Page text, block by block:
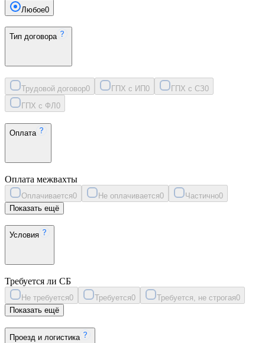
Любое0
Тип договора
Трудовой договор0 ГПХ с ИП0 ГПХ с СЗ0
ГПХ с ФЛ 0
Оплата
Оплата межвахты
Оплачивается0 Не оплачивается0 Частично0
Показать ещё
Условия
Требуется ли СБ
Не требуется0 Требуется0 Требуется, не строгая0
Показать ещё
Проезд и логистика